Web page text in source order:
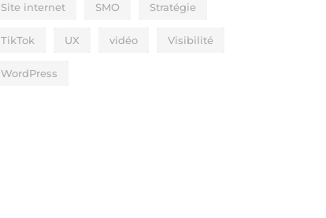
Site internet SMO Stratégie
TikTok UX vidéo Visibilité
WordPress